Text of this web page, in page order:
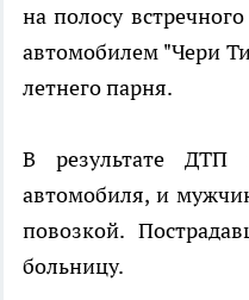
на полосу
автомобилем "Чери
летнего парня.
В результате ДТП
автомобиля, и
повозкой.
больницу.